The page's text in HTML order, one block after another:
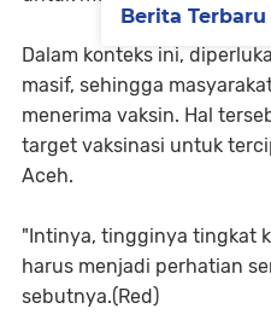
Dalam konteks ini,
masif, sehingga
menerima vaksin. Hal
target vaksinasi untuk
Aceh.
"Intinya, tingginya tingkat
harus menjadi perhatian
sebutnya.(Red)
Berita Terbaru